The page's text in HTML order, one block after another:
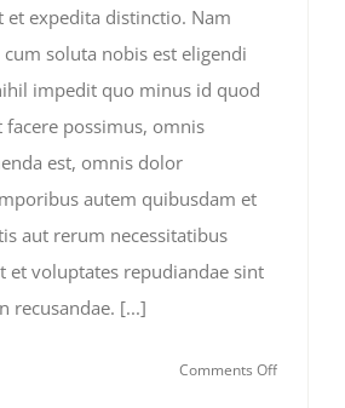
et expedita distinctio. Nam
soluta nobis est eligendi
impedit quo minus id quod
facere possimus, omnis
est, omnis dolor
autem quibusdam et
aut rerum necessitatibus
et voluptates repudiandae sint
recusandae. [...]
Comments Offon